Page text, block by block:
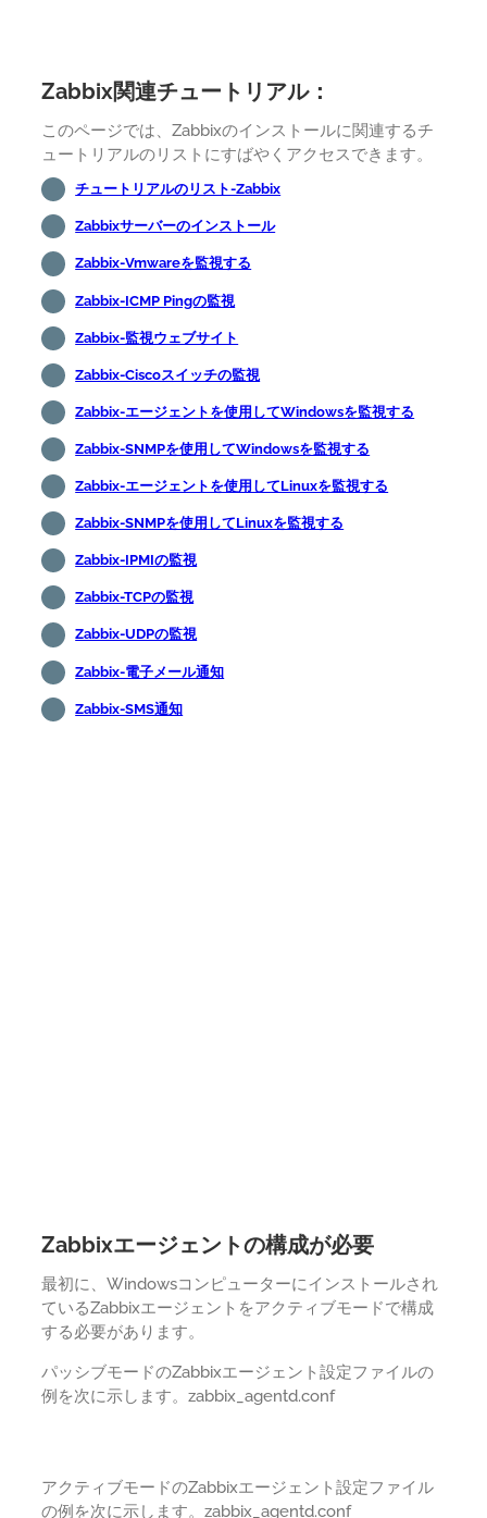
Zabbix関連チュートリアル：
このページでは、Zabbixのインストールに関連するチ
ュートリアルのリストにすばやくアクセスできます。
チュートリアルのリスト-Zabbix
Zabbixサーバーのインストール
Zabbix-Vmwareを監視する
Zabbix-ICMP Pingの監視
Zabbix-監視ウェブサイト
Zabbix-Ciscoスイッチの監視
Zabbix-エージェントを使用してWindowsを監視する
Zabbix-SNMPを使用してWindowsを監視する
Zabbix-エージェントを使用してLinuxを監視する
Zabbix-SNMPを使用してLinuxを監視する
Zabbix-IPMIの監視
Zabbix-TCPの監視
Zabbix-UDPの監視
Zabbix-電子メール通知
Zabbix-SMS通知
Zabbixエージェントの構成が必要
最初に、Windowsコンピューターにインストールされ
ているZabbixエージェントをアクティブモードで構成
する必要があります。
パッシブモードのZabbixエージェント設定ファイルの
例を次に示します。zabbix_agentd.conf
アクティブモードのZabbixエージェント設定ファイル
の例を次に示します。zabbix_agentd.conf